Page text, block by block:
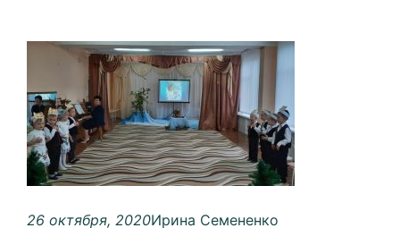
26 октября, 2020Ирина Семененко